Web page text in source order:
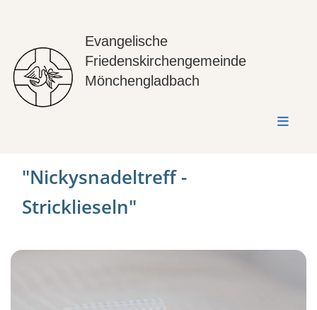
Evangelische
Friedenskirchengemeinde
Mönchengladbach
"Nickysnadeltreff -
Stricklieseln"